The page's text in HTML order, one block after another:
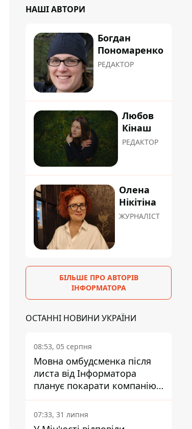
НАШІ АВТОРИ
Богдан
Пономаренко
РЕДАКТОР
Любов
Кінаш
РЕДАКТОР
Олена
Нікітіна
ЖУРНАЛІСТ
БІЛЬШЕ ПРО АВТОРІВ
ІНФОРМАТОРА
ОСТАННІ НОВИНИ УКРАЇНИ
08:53, 05 серпня
Мовна омбудсменка після
листа від Інформатора
планує покарати компанію-
підрядника ПриватБанку
07:33, 31 липня